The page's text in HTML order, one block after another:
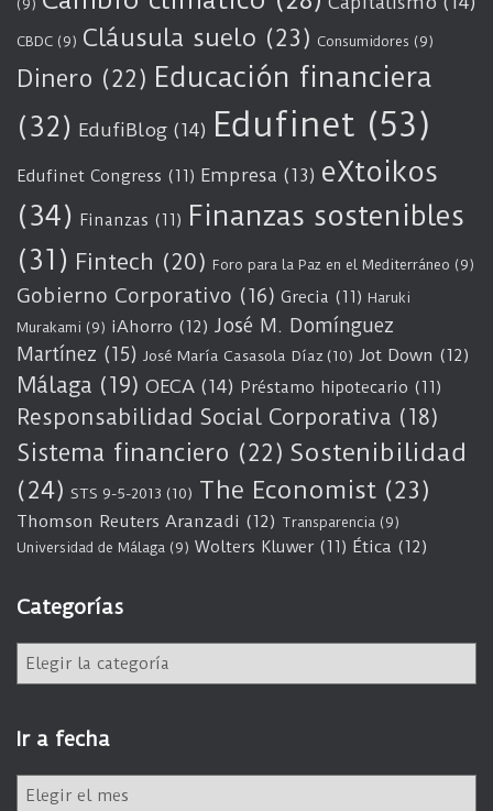
(9)
CBDC (9) Cláusula suelo (23) Consumidores (9)
Dinero (22) Educación financiera
(32) EdufiBlog (14) Edufinet (53)
Edufinet Congress (11) Empresa (13) eXtoikos
(34) Finanzas (11) Finanzas sostenibles
(31) Fintech (20) Foro para la Paz en el Mediterráneo (9)
Gobierno Corporativo (16) Grecia (11) Haruki
Murakami (9) iAhorro (12) José M. Domínguez
Martínez (15) José María Casasola Díaz (10) Jot Down (12)
Málaga (19) OECA (14) Préstamo hipotecario (11)
Responsabilidad Social Corporativa (18)
Sistema financiero (22) Sostenibilidad
(24) STS 9-5-2013 (10) The Economist (23)
Thomson Reuters Aranzadi (12) Transparencia (9)
Universidad de Málaga (9) Wolters Kluwer (11) Ética (12)
Categorías
e
g
o
Ir a fecha